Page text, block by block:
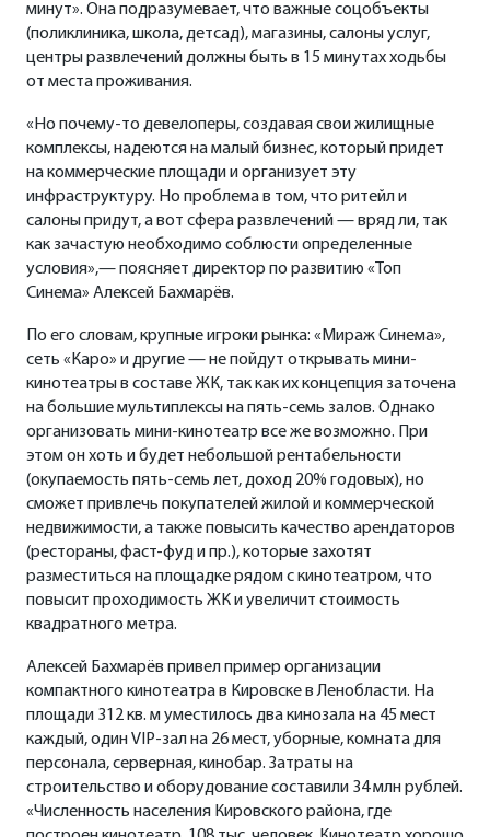
минут». Она подразумевает, что важные соцобъекты
(поликлиника, школа, детсад), магазины, салоны услуг,
центры развлечений должны быть в 15 минутах ходьбы
от места проживания.
«Но почему-то девелоперы, создавая свои жилищные
комплексы, надеются на малый бизнес, который придет
на коммерческие площади и организует эту
инфраструктуру. Но проблема в том, что ритейл и
салоны придут, а вот сфера развлечений — вряд ли, так
как зачастую необходимо соблюсти определенные
условия»,— поясняет директор по развитию «Топ
Синема» Алексей Бахмарёв.
По его словам, крупные игроки рынка: «Мираж Синема»,
сеть «Каро» и другие — не пойдут открывать мини-
кинотеатры в составе ЖК, так как их концепция заточена
на большие мультиплексы на пять-семь залов. Однако
организовать мини-кинотеатр все же возможно. При
этом он хоть и будет небольшой рентабельности
(окупаемость пять-семь лет, доход 20% годовых), но
сможет привлечь покупателей жилой и коммерческой
недвижимости, а также повысить качество арендаторов
(рестораны, фаст-фуд и пр.), которые захотят
разместиться на площадке рядом с кинотеатром, что
повысит проходимость ЖК и увеличит стоимость
квадратного метра.
Алексей Бахмарёв привел пример организации
компактного кинотеатра в Кировске в Ленобласти. На
площади 312 кв. м уместилось два кинозала на 45 мест
каждый, один VIP-зал на 26 мест, уборные, комната для
персонала, серверная, кинобар. Затраты на
строительство и оборудование составили 34 млн рублей.
«Численность населения Кировского района, где